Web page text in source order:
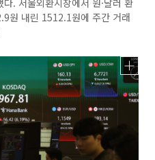
원 내린 1512.1원에 주간 거래